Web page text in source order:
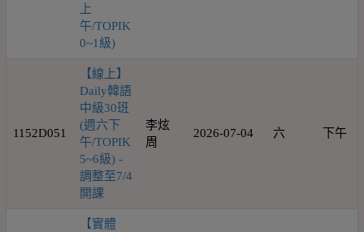
上
午/TOPIK
0~1級)
1152D051
【線上】
Daily韓語
中級30班
(週六下
午/TOPIK
5~6級) -
調整至7/4
開課
李炫
周
2026-07-04 六 下午
【實體